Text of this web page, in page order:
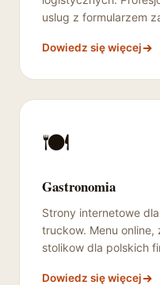
uslug z formularzem
Dowiedz się więcej
🍽️
Gastronomia
Strony internetowe
truckow. Menu online,
stolikow dla polskich
Dowiedz się więcej